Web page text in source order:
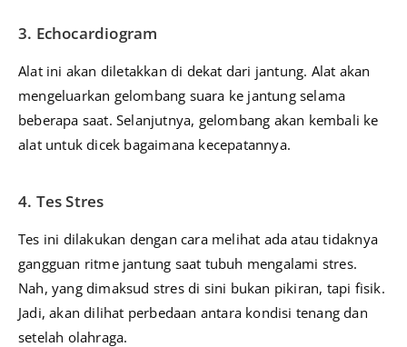
3. Echocardiogram
Alat ini akan diletakkan di dekat dari jantung. Alat akan
mengeluarkan gelombang suara ke jantung selama
beberapa saat. Selanjutnya, gelombang akan kembali ke
alat untuk dicek bagaimana kecepatannya.
4. Tes Stres
Tes ini dilakukan dengan cara melihat ada atau tidaknya
gangguan ritme jantung saat tubuh mengalami stres.
Nah, yang dimaksud stres di sini bukan pikiran, tapi fisik.
Jadi, akan dilihat perbedaan antara kondisi tenang dan
setelah olahraga.